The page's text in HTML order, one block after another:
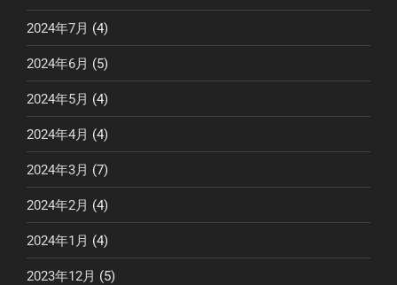
2024年7月 (4)
2024年6月 (5)
2024年5月 (4)
2024年4月 (4)
2024年3月 (7)
2024年2月 (4)
2024年1月 (4)
2023年12月 (5)